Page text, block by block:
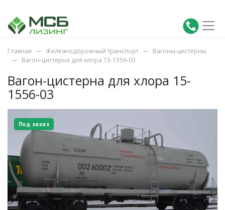
Главная Железнодорожный транспорт
Вагоны-цистерны
Вагон-цистерна для хлора 15-1556-03
Вагон-цистерна для хлора 15-
1556-03
Под заказ